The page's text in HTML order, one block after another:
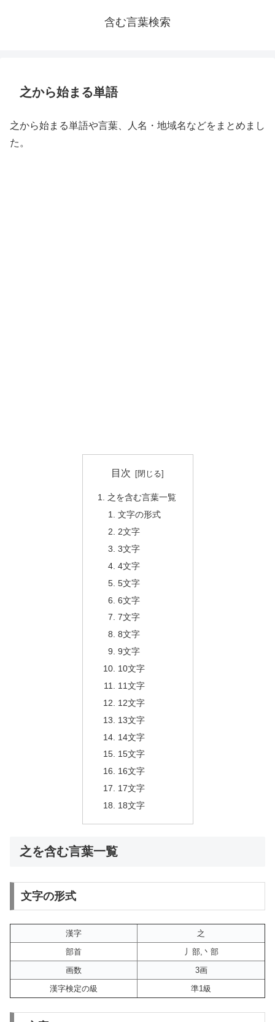
含む言葉検索
之から始まる単語
之から始まる単語や言葉、人名・地域名などをまとめまし
た。
目次
之を含む言葉一覧
文字の形式
2文字
3文字
4文字
5文字
6文字
7文字
8文字
9文字
10文字
11文字
12文字
13文字
14文字
15文字
16文字
17文字
18文字
之を含む言葉一覧
文字の形式
漢字
之
部首
丿部,丶部
画数
3画
漢字検定の級
準1級